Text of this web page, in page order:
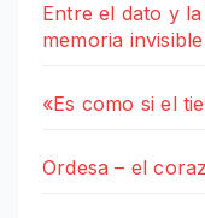
Entre el dato y
memoria
«Es como si el
Ordesa – el